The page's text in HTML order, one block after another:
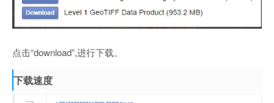
点击“download”,进行下载。
下载速度